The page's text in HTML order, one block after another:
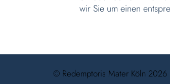
wir Sie um einen
© Redemptoris Mater Köln 2026